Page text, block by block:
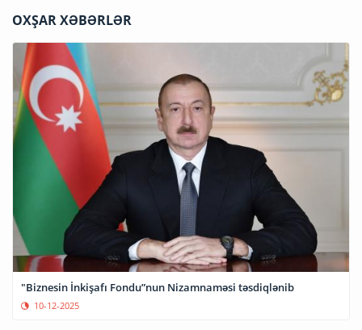
OXŞAR XƏBƏRLƏR
"Biznesin İnkişafı Fondu”nun Nizamnaməsi təsdiqlənib
10-12-2025